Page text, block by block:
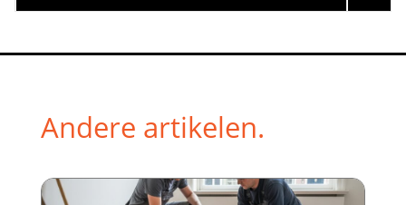
Andere artikelen.